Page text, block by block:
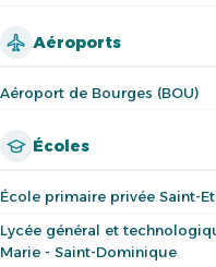
Aéroports
Aéroport de Bourges (BOU)
Écoles
École primaire privée Saint-
Lycée général et
Marie - Saint-Dominique